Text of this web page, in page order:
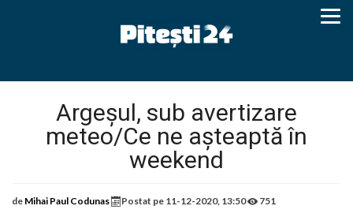
Argeșul, sub avertizare
meteo/Ce ne așteaptă în
weekend
de Mihai Paul Codunas Postat pe 11-12-2020, 13:50 751